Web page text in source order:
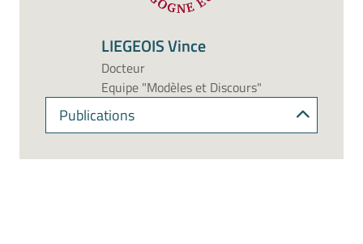
LIEGEOIS Vince
Docteur
Equipe "Modèles et Discours"
Publications